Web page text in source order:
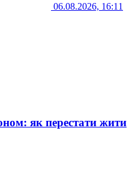
06.08.2026, 16:11
як перестати жити